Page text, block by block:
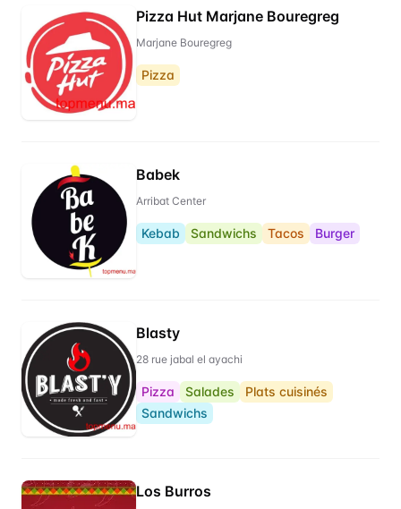
Pizza Hut Marjane Bouregreg
Marjane Bouregreg
Pizza
Babek
Arribat Center
Kebab Sandwichs Tacos Burger
Blasty
28 rue jabal el ayachi
Pizza Salades
Plats cuisinés
Sandwichs
Los Burros